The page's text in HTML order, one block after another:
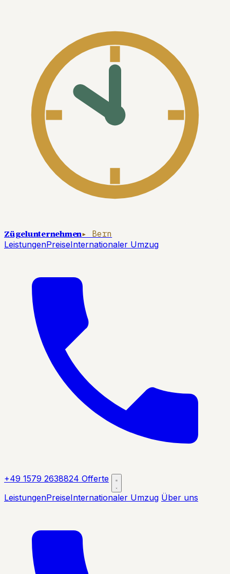
Zügelunternehmen▸ Bern
LeistungenPreiseInternationaler Umzug
+49 1579 2638824 Offerte
LeistungenPreiseInternationaler Umzug Über uns